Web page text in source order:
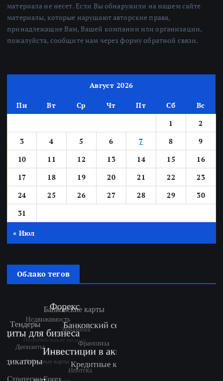
материала не несет. Если Вы обнаружили на нашем сайте
материалы, которые нарушают авторские права,
принадлежащие Вам, Вашей компании или организации,
пожалуйста, сообщите нам через форму обратной связи.
Август 2026
Пн Вт Ср Чт Пт Сб
Вс
1
2
3
4 5 6 7 8
9
10
11 12 13 14 15
16
17
18 19 20 21 22
23
24
25 26 27 28 29
30
31
« Июл
Облако тегов